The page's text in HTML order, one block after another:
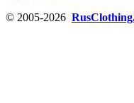
© 2005-2026